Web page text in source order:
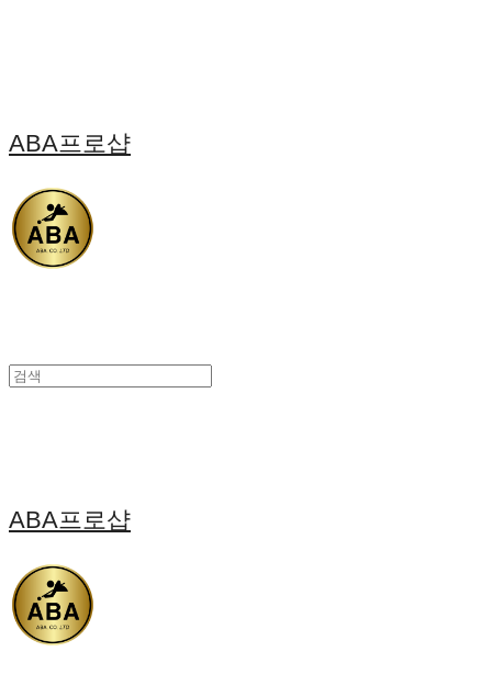
ABA프로샵
ABA프로샵